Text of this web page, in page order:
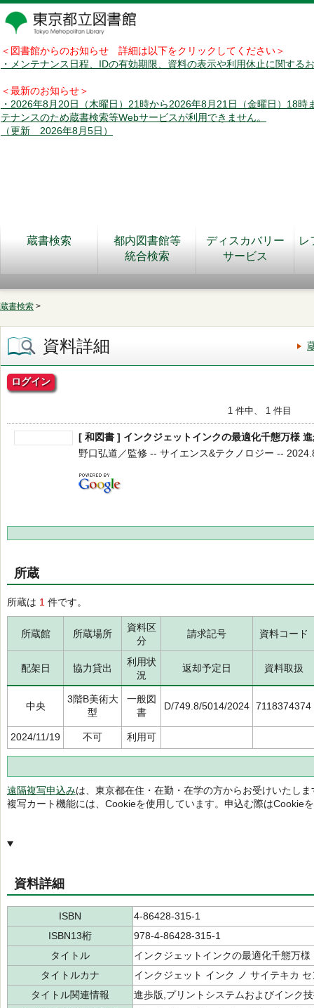
＜図書館からのお知らせ 詳細は以下をクリックしてください＞
・メンテナンス日程、IDの有効期限、資料の表示や利用休止に関する
＜最新のお知らせ＞
・2026年8月20日（木曜日）21時から2026年8月21日（金曜日）18時
テナンスのため蔵書検索等Webサービスが利用できません。
（更新 2026年8月5日）
蔵書検索
都内図書館等
統合検索
ディスカバリー
サービス
レ
蔵書検索 >
資料詳細
ログイン
1 件中、 1 件目
[ 和図書 ] インクジェットインクの最適化千態万様
野口弘道／監修 -- サイエンス&テクノロジー --
所蔵
所蔵は 1 件です。
所蔵館 所蔵場所
資料区
分
請求記号 資料コード
配架日 協力貸出
利用状
況
返却予定日 資料取扱
中央
3階B美術大
型
一般図
書
D/749.8/5014/2024 7118374374
2024/11/19 不可 利用可
遠隔複写申込みは、東京都在住・在勤・在学の方からお受けいたしま
複写カート機能には、Cookieを使用しています。申込む際はCookie
資料詳細
ISBN
4-86428-315-1
ISBN13桁
978-4-86428-315-1
タイトル
インクジェットインクの最適化千態万様
タイトルカナ
インクジェット インク ノ サイテキカ
タイトル関連情報
進歩版,プリントシステムおよびインク